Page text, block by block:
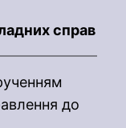
справ
до